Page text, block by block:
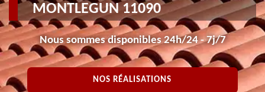
MONTLEGUN 11090
Nous sommes disponibles 24h/24 - 7j/7
NOS RÉALISATIONS